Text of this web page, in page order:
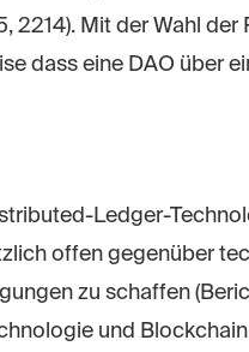
2214). Mit der Wahl
dass eine DAO über
Ledger-
offen gegenüber
zu schaffen
und